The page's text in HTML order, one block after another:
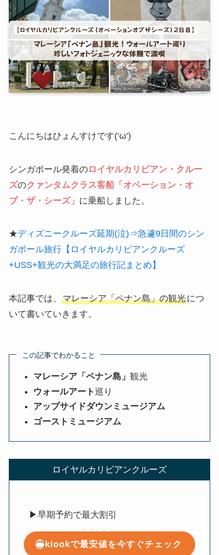
こんにちはひょんすけです(‘ω’)
シンガポール発着のロイヤルカリビアン・クルー
ズのクァンタムクラス客船「オベーション・オ
ブ・ザ・シーズ」 に乗船しました。
★ディズニークルーズ延期(泣)⇒急遽9日間のシン
ガポール旅行【ロイヤルカリビアンクルーズ
+USS+観光の大満足の旅行記まとめ】
本記事では、 マレーシア「ペナン島」の観光につ
いて書いていきます。
この記事でわかること
マレーシア「ペナン島」観光
ウォールアート巡り
アップサイドダウンミュージアム
ゴーストミュージアム
ロイヤルカリビアンクルーズ
▶早期予約で最大割引
klookで最安値を今すぐチェック